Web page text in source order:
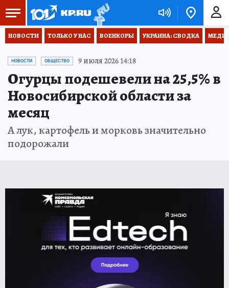
НОВОСТИ ТОЛЬКО У НАС ВОЕНКОРЫ УКРАИНА: СВОДКА
НОВОСТИ ОБЩЕСТВО 9 июля 2026 14:18
Огурцы подешевели на 25,5% в
Новосибирской области за
месяц
А лук, картофель и морковь значительно
подорожали